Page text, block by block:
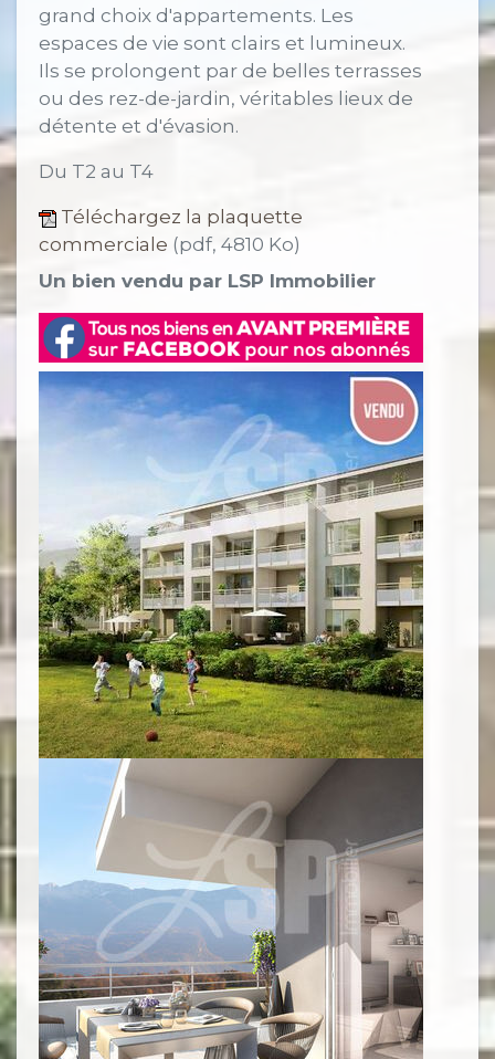
grand choix d'appartements. Les
espaces de vie sont clairs et lumineux.
Ils se prolongent par de belles terrasses
ou des rez-de-jardin, véritables lieux de
détente et d'évasion.
Du T2 au T4
Téléchargez la plaquette
commerciale (pdf, 4810 Ko)
Un bien vendu par LSP Immobilier